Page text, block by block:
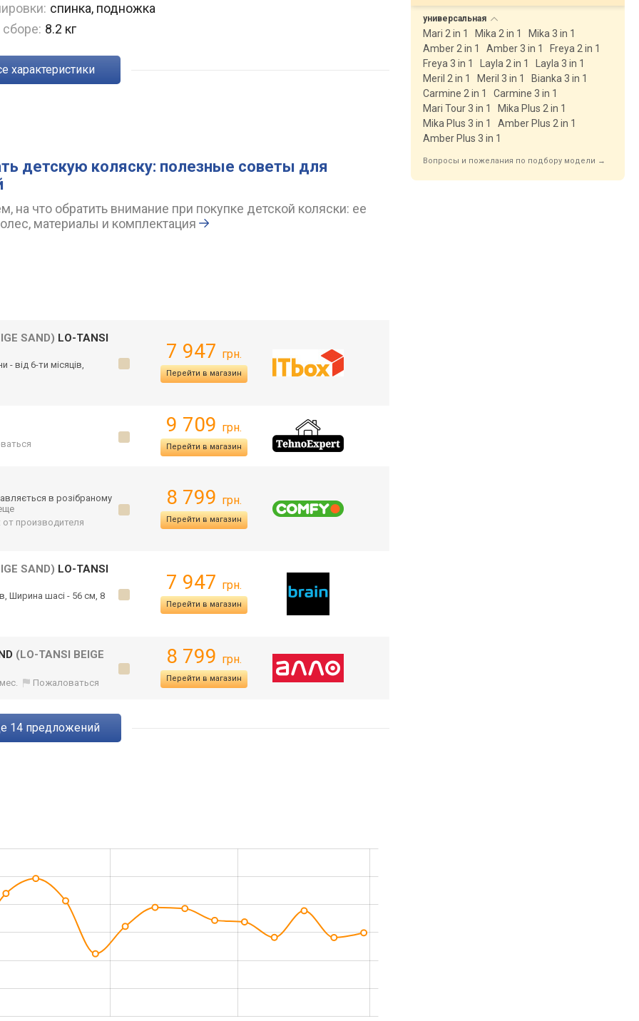
спинка, подножка
8.2 кг
характеристики
детскую коляску: полезные советы для
на что обратить внимание при покупке детской коляски: ее
материалы и комплектация
SAND) LO-TANSI
- від 6-ти місяців,
7 947 грн.
Перейти в магазин
9 709 грн.
Перейти в магазин
ляється в розібраному
от производителя
8 799 грн.
Перейти в магазин
SAND) LO-TANSI
Ширина шасі - 56 см, 8
7 947 грн.
Перейти в магазин
(LO-TANSI BEIGE
Пожаловаться
8 799 грн.
Перейти в магазин
14предложений
универсальная
Mari 2 in 1 Mika 2 in 1
Mika 3 in 1
Amber 2 in 1
Amber 3 in 1
Freya 2 in 1
Freya 3 in 1
Layla 2 in 1
Layla 3 in 1
Meril 2 in 1
Meril 3 in 1
Bianka 3 in 1
Carmine 2 in 1
Carmine 3 in 1
Mari Tour 3 in 1
Mika Plus 2 in 1
Mika Plus 3 in 1
Amber Plus 2 in 1
Amber Plus 3 in 1
Вопросы и пожелания по подбору модели →